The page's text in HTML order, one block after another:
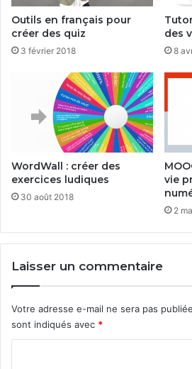
Outils en français pour
créer des quiz
3 février 2018
des
8
WordWall : créer des
exercices ludiques
30 août 2018
vie
2
Laisser un commentaire
Votre adresse e-mail ne sera pas
sont indiqués avec *